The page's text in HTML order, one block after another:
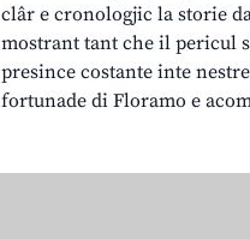
clâr e cronologjic la storie
mostrant tant che il pericul
presince costante inte
fortunade di Floramo e